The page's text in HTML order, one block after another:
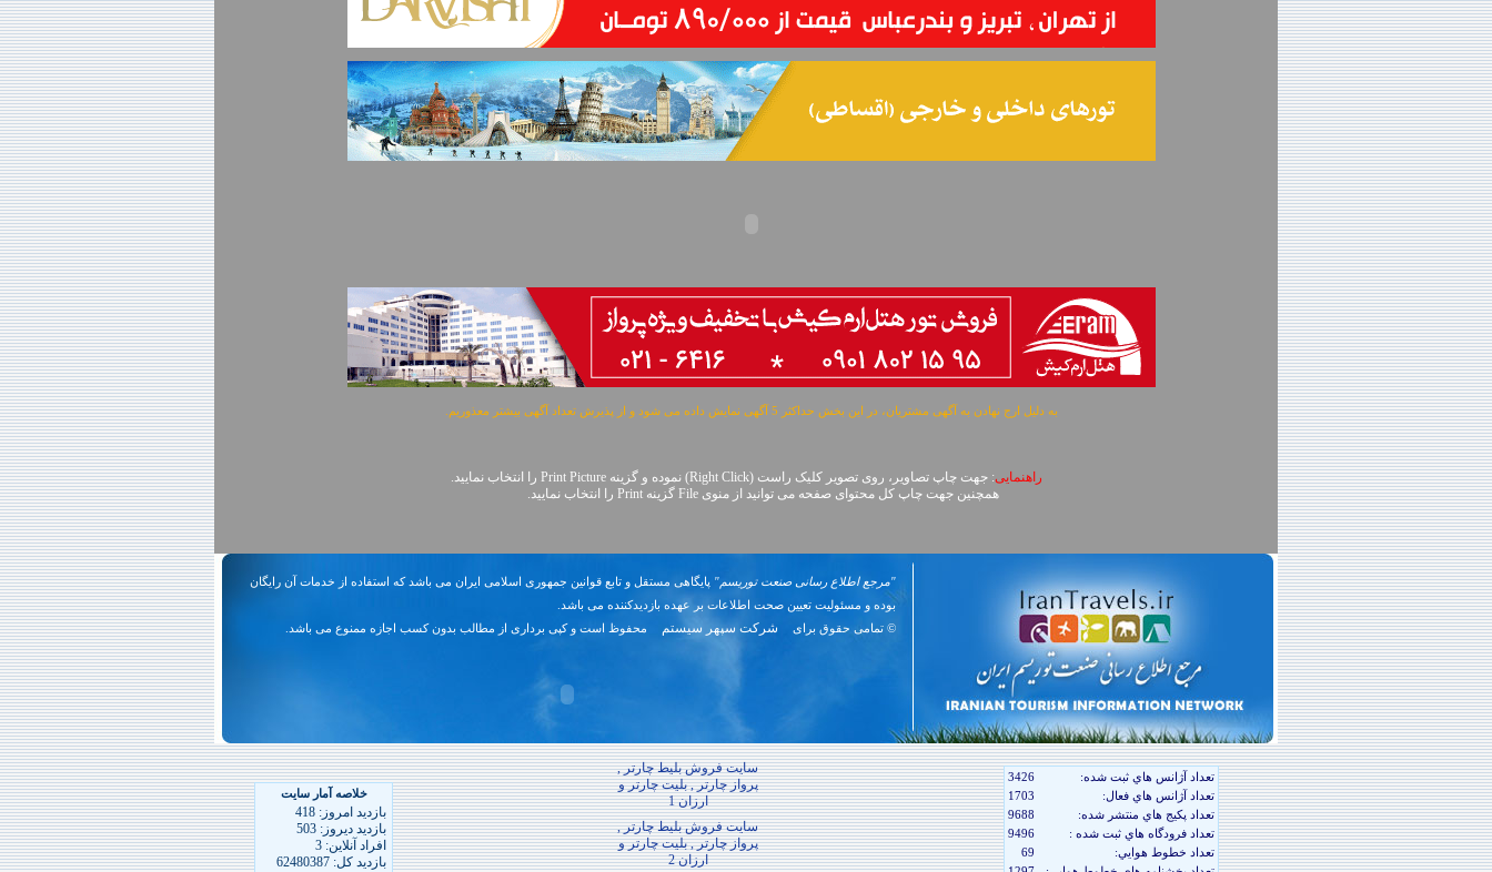
به دلیل ارج نهادن به آگهی مشتریان، در این بخش حداکثر 5 آگهی نمایش داده می شود و از پذیرش تعداد آگهی بیشتر معذوریم.
راهنمایی: جهت چاپ تصاویر، روی تصویر کلیک راست (Right Click) نموده و گزینه Print Picture را انتخاب نمایید.
همچنین جهت چاپ کل محتوای صفحه می توانید از منوی File گزینه Print را انتخاب نمایید.
"مرجع اطلاع رسانی صنعت توریسم" پایگاهی مستقل و تابع قوانین جمهوری اسلامی ایران می باشد که استفاده از خدمات آن رایگان
بوده و مسئوليت تعیین صحت اطلاعات بر عهده بازدیدکننده می باشد.
© تمامی حقوق برای
شرکت سپهر سیستم محفوظ است و کپی برداری از مطالب بدون کسب اجازه ممنوع می باشد.
سایت فروش بلیط چارتر ,
پرواز چارتر , بلیت چارتر و
ارزان 1
سایت فروش بلیط چارتر ,
پرواز چارتر , بلیت چارتر و
ارزان 2
3426
تعداد آژانس هاي ثبت شده:
1703
تعداد آژانس هاي فعال:
9688
تعداد پکيج هاي منتشر شده:
9496
تعداد فرودگاه هاي ثبت شده :
69
تعداد خطوط هوايي: